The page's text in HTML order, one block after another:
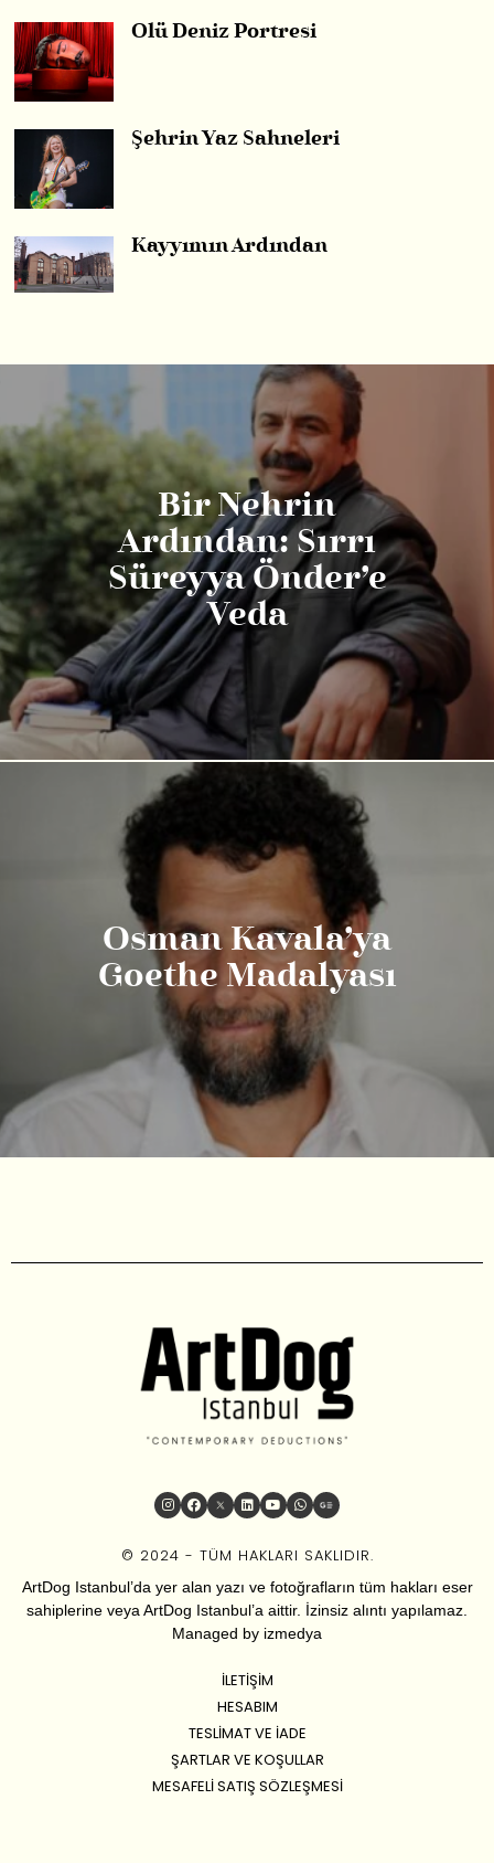
Ölü Deniz Portresi
Şehrin Yaz Sahneleri
Kayyımın Ardından
Bir Nehrin
Ardından: Sırrı
Süreyya Önder’e
Veda
Osman Kavala’ya
Goethe Madalyası
© 2024 - TÜM HAKLARI SAKLIDIR.
ArtDog Istanbul’da yer alan yazı ve fotoğrafların tüm hakları eser
sahiplerine veya ArtDog Istanbul’a aittir. İzinsiz alıntı yapılamaz.
Managed by izmedya
İLETIŞIM
HESABIM
TESLIMAT VE İADE
ŞARTLAR VE KOŞULLAR
MESAFELI SATIŞ SÖZLEŞMESI